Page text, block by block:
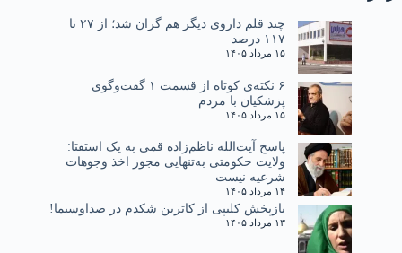
چند قلم داروی دیگر هم گران شد؛ از ۲۷ تا
۱۱۷ درصد
۱۵ مرداد ۱۴۰۵
۶ نکته‌ی کوتاه از قسمت ۱ گفت‌وگوی
پزشکیان با مردم
۱۵ مرداد ۱۴۰۵
پاسخ آیت‌الله ناظم‌زاده قمی به یک استفتا:
ولایت حکومتی به‌تنهایی مجوز اخذ وجوهات
شرعیه نیست
۱۴ مرداد ۱۴۰۵
بازپخش کلیپی از کاترین شکدم در صداوسیما!
۱۳ مرداد ۱۴۰۵